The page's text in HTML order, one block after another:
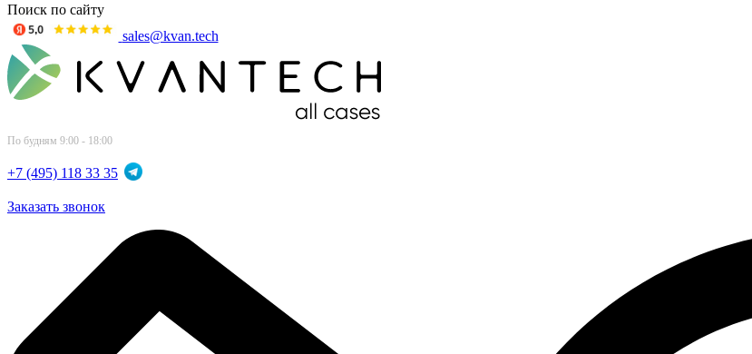
Поиск по сайту
sales@kvan.tech
По будням 9:00 - 18:00
+7 (495) 118 33 35
Заказать звонок